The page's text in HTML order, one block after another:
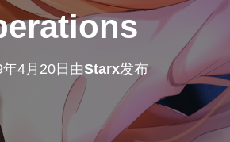
4月20日 由Starx发布